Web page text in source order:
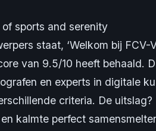
sports and serenity
staat, ‘Welkom bij FCV-
van 9.5/10 heeft behaald.
en experts in digitale
criteria. De uitslag?
kalmte perfect